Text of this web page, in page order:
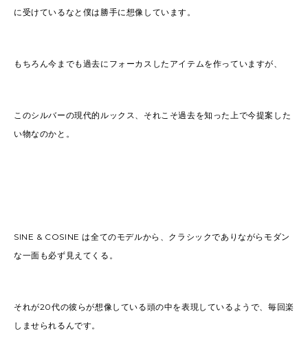
に受けているなと僕は勝手に想像しています。
もちろん今までも過去にフォーカスしたアイテムを作っていますが、
このシルバーの現代的ルックス、それこそ過去を知った上で今提案した
い物なのかと。
SINE & COSINE は全てのモデルから、クラシックでありながらモダン
な一面も必ず見えてくる。
それが20代の彼らが想像している頭の中を表現しているようで、毎回楽
しませられるんです。